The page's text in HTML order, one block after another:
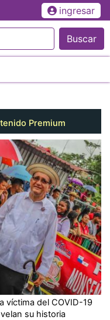
ingresar
Buscar
Premium
víctima del COVID-19
su historia